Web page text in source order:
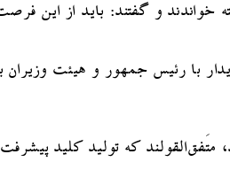
و گفتند: باید از این
با رئیس جمهور و هیئت وزیران
که تولید کلید پیشرفت